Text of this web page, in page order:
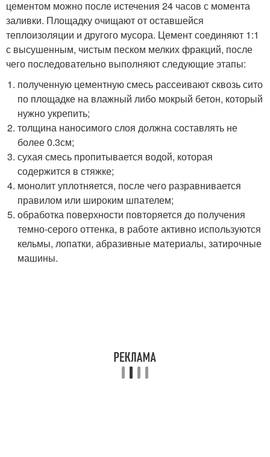
цементом можно после истечения 24 часов с момента
заливки. Площадку очищают от оставшейся
теплоизоляции и другого мусора. Цемент соединяют 1:1
с высушенным, чистым песком мелких фракций, после
чего последовательно выполняют следующие этапы:
полученную цементную смесь рассеивают сквозь сито
по площадке на влажный либо мокрый бетон, который
нужно укрепить;
толщина наносимого слоя должна составлять не
более 0.3см;
сухая смесь пропитывается водой, которая
содержится в стяжке;
монолит уплотняется, после чего разравнивается
правилом или широким шпателем;
обработка поверхности повторяется до получения
темно-серого оттенка, в работе активно используются
кельмы, лопатки, абразивные материалы, затирочные
машины.